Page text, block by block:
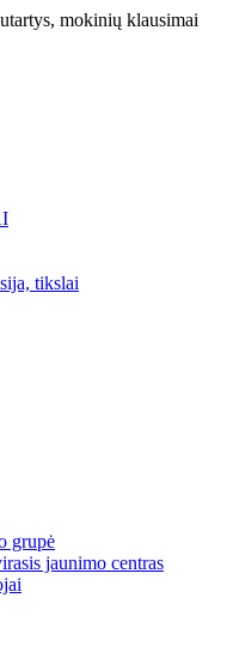
mokinių klausimai
tikslai
grupė
jaunimo centras